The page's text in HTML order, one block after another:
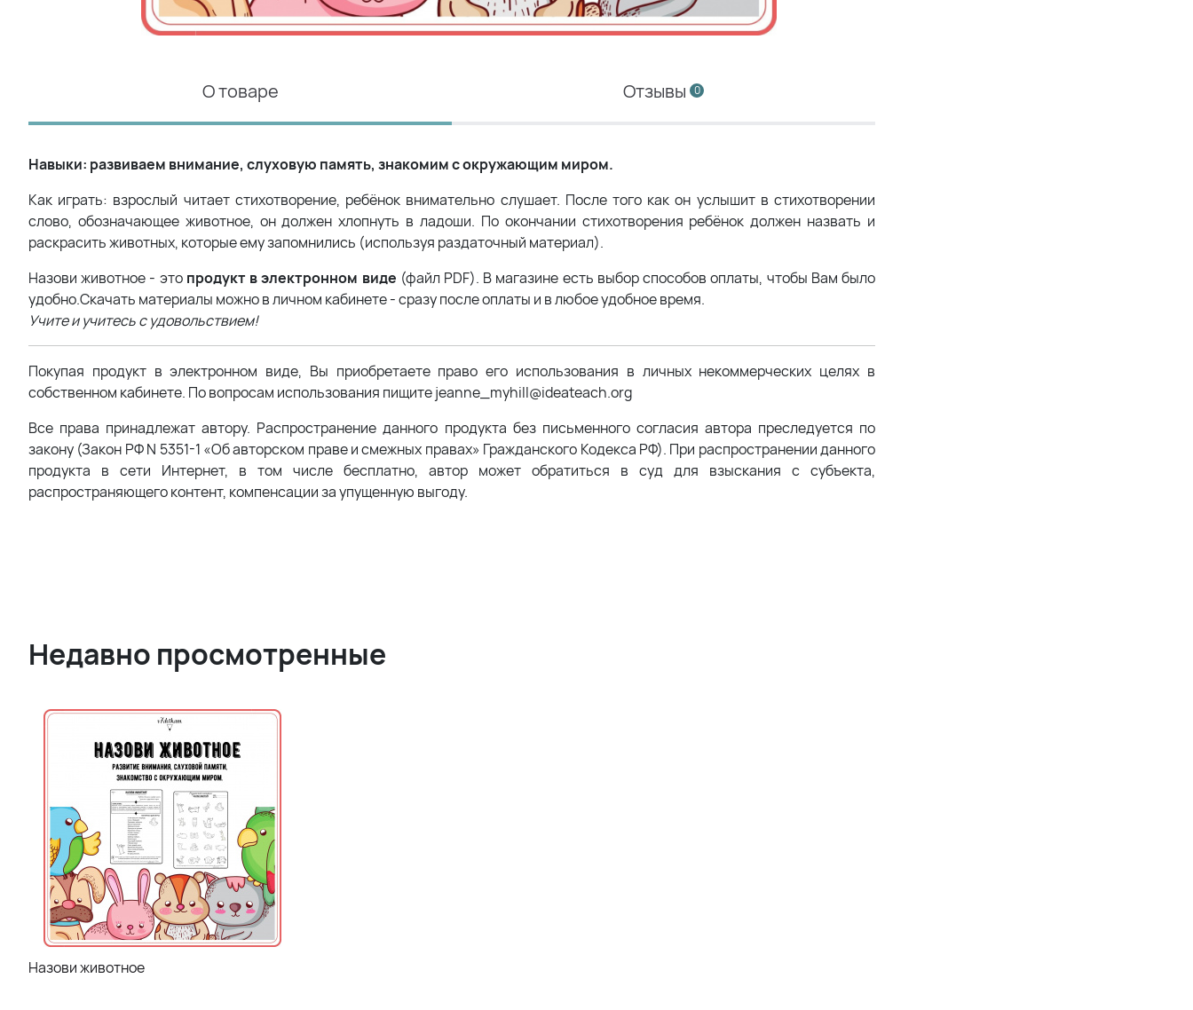
О товаре Отзывы 0
Навыки: развиваем внимание, слуховую память, знакомим с окружающим миром.
Как играть: взрослый читает стихотворение, ребёнок внимательно слушает. После того как он услышит в стихотворении
слово, обозначающее животное, он должен хлопнуть в ладоши. По окончании стихотворения ребёнок должен назвать и
раскрасить животных, которые ему запомнились (используя раздаточный материал).
Назови животное - это продукт в электронном виде (файл PDF). В магазине есть выбор способов оплаты, чтобы Вам было
удобно.Скачать материалы можно в личном кабинете - сразу после оплаты и в любое удобное время.
Учите и учитесь с удовольствием!
Покупая продукт в электронном виде, Вы приобретаете право его использования в личных некоммерческих целях в
собственном кабинете. По вопросам использования пищите jeanne_myhill@ideateach.org
Все права принадлежат автору. Распространение данного продукта без письменного согласия автора преследуется по
закону (Закон РФ N 5351-1 «Об авторском праве и смежных правах» Гражданского Кодекса РФ). При распространении данного
продукта в сети Интернет, в том числе бесплатно, автор может обратиться в суд для взыскания с субъекта,
распространяющего контент, компенсации за упущенную выгоду.
Недавно просмотренные
Назови животное